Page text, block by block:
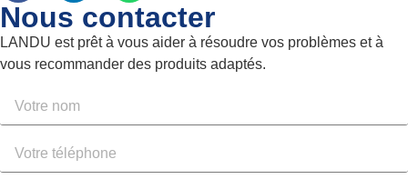
Nous contacter
LANDU est prêt à vous aider à résoudre vos problèmes et à
vous recommander des produits adaptés.